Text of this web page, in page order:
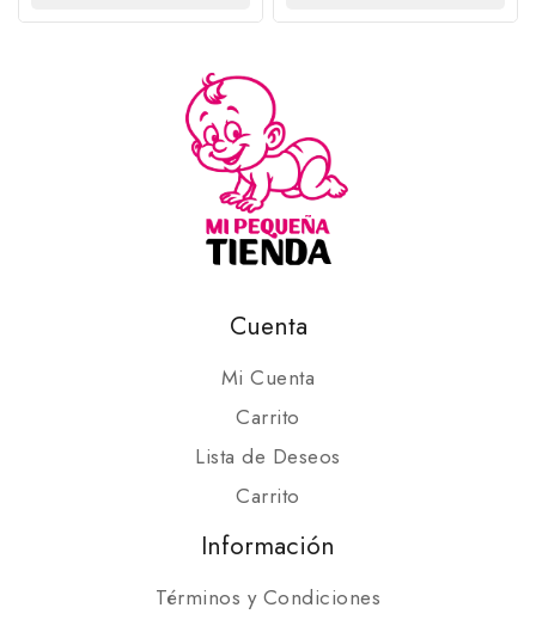
OPCIONES
OPCIONES
Cuenta
Mi Cuenta
Carrito
Lista de Deseos
Carrito
Información
Términos y Condiciones